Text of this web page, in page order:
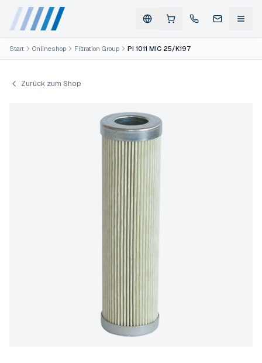
Start Onlineshop Filtration Group PI 1011 MIC 25/K197
Zurück zum Shop